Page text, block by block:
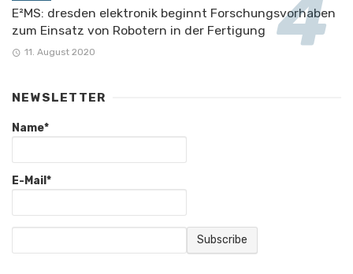
E²MS: dresden elektronik beginnt Forschungsvorhaben
zum Einsatz von Robotern in der Fertigung
11. August 2020
NEWSLETTER
Name*
E-Mail*